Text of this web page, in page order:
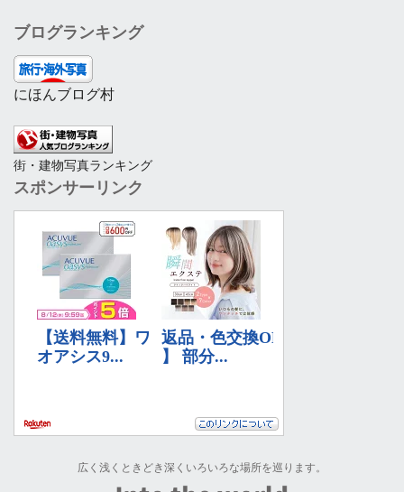
ブログランキング
にほんブログ村
街・建物写真ランキング
スポンサーリンク
広く浅くときどき深くいろいろな場所を巡ります。